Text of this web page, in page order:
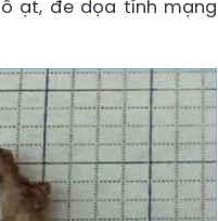
ạt, đe dọa tính mạng